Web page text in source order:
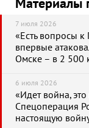
Материалы
7 июля 2026
«Есть вопросы к
впервые
Омске – в 2 500
6 июля 2026
«Идет война,
Спецоперация
настоящую